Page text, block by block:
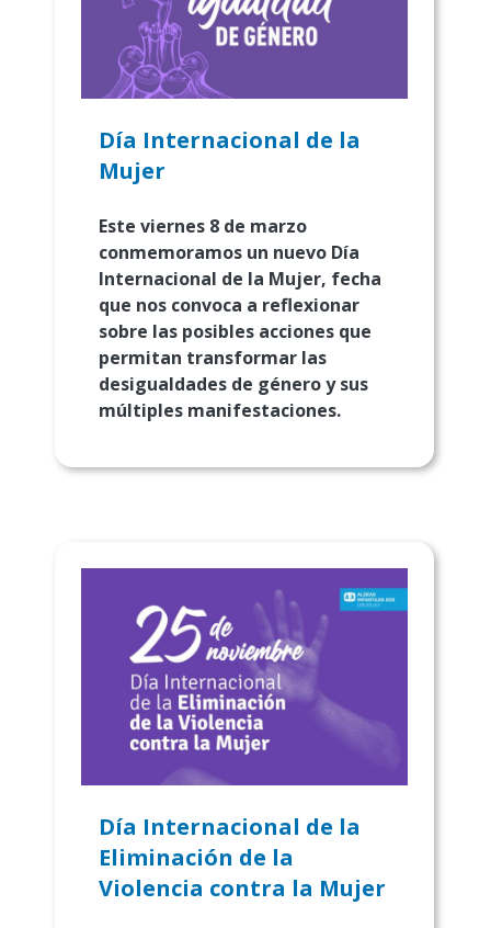
Día Internacional de la
Mujer
Este viernes 8 de marzo
conmemoramos un nuevo Día
Internacional de la Mujer, fecha
que nos convoca a reflexionar
sobre las posibles acciones que
permitan transformar las
desigualdades de género y sus
múltiples manifestaciones.
Día Internacional de la
Eliminación de la
Violencia contra la Mujer